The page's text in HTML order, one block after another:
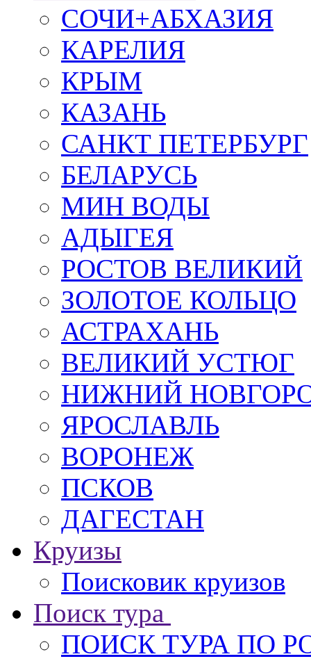
СОЧИ+АБХАЗИЯ
КАРЕЛИЯ
КРЫМ
КАЗАНЬ
САНКТ ПЕТЕРБУРГ
БЕЛАРУСЬ
МИН ВОДЫ
АДЫГЕЯ
РОСТОВ ВЕЛИКИЙ
ЗОЛОТОЕ КОЛЬЦО
АСТРАХАНЬ
ВЕЛИКИЙ УСТЮГ
НИЖНИЙ
ЯРОСЛАВЛЬ
ВОРОНЕЖ
ПСКОВ
ДАГЕСТАН
Круизы
Поисковик круизов
Поиск тура
ПОИСК ТУРА ПО